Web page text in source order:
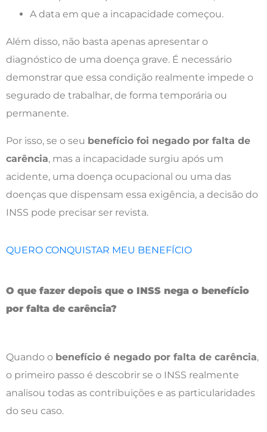
A data em que a incapacidade começou.
Além disso, não basta apenas apresentar o
diagnóstico de uma doença grave. É necessário
demonstrar que essa condição realmente impede o
segurado de trabalhar, de forma temporária ou
permanente.
Por isso, se o seu benefício foi negado por falta de
carência, mas a incapacidade surgiu após um
acidente, uma doença ocupacional ou uma das
doenças que dispensam essa exigência, a decisão do
INSS pode precisar ser revista.
QUERO CONQUISTAR MEU BENEFÍCIO
O que fazer depois que o INSS nega o benefício
por falta de carência?
Quando o benefício é negado por falta de carência,
o primeiro passo é descobrir se o INSS realmente
analisou todas as contribuições e as particularidades
do seu caso.